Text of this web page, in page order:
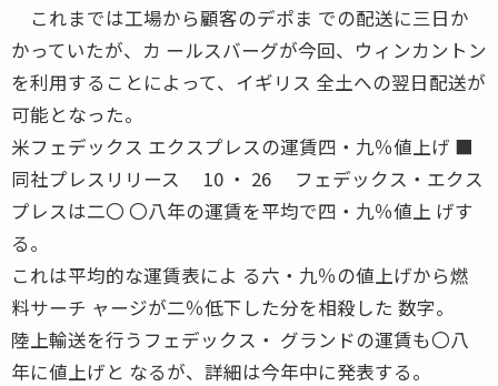
これまでは工場から顧客のデポま での配送に三日か
かっていたが、カ ールスバーグが今回、ウィンカントン
を利用することによって、イギリス 全土への翌日配送が
可能となった。
米フェデックス エクスプレスの運賃四・九％値上げ ■
同社プレスリリース 10 ・ 26 フェデックス・エクス
プレスは二〇 〇八年の運賃を平均で四・九％値上 げす
る。
これは平均的な運賃表によ る六・九％の値上げから燃
料サーチ ャージが二％低下した分を相殺した 数字。
陸上輸送を行うフェデックス・ グランドの運賃も〇八
年に値上げと なるが、詳細は今年中に発表する。